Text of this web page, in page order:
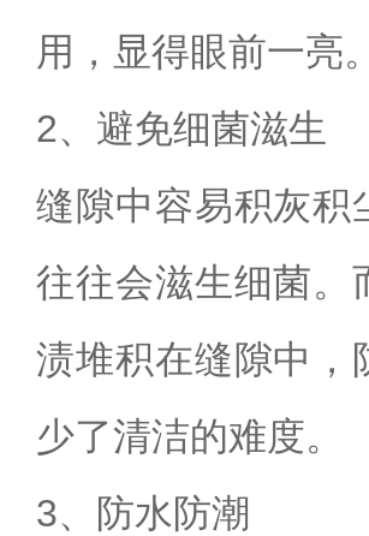
用，显得眼前一亮。
2、避免细菌滋生
缝隙中容易积灰积
往往会滋生细菌。
渍堆积在缝隙中，
少了清洁的难度。
3、防水防潮